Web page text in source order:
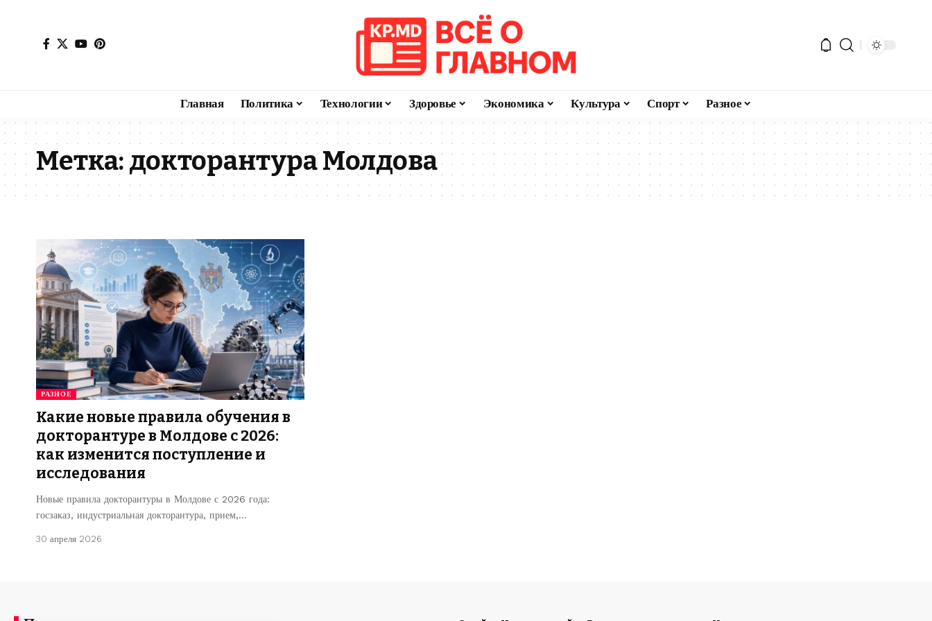
Главная Политика Технологии Здоровье Экономика Культура Спорт Разное
Метка:докторантура Молдова
РАЗНОЕ
Какие новые правила обучения в
докторантуре в Молдове с 2026:
как изменится поступление и
исследования
Новые правила докторантуры в Молдове с 2026 года:
госзаказ, индустриальная докторантура, прием,…
30 апреля 2026